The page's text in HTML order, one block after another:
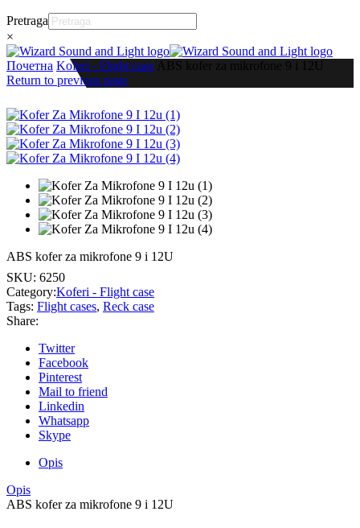
Pretraga
×
Почетна Koferi - Flight case ABS kofer za mikrofone 9 i 12U
Return to previous page
ABS kofer za mikrofone 9 i 12U
SKU: 6250
Category:Koferi - Flight case
Tags: Flight cases, Reck case
Share:
Twitter
Facebook
Pinterest
Mail to friend
Linkedin
Whatsapp
Skype
Opis
Opis
ABS kofer za mikrofone 9 i 12U